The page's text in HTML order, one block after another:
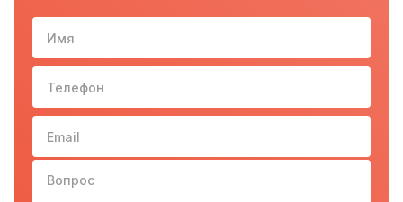
Имя
Телефон 10-
Email
Вопрос